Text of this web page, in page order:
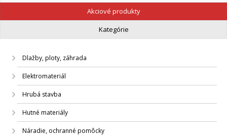
Akciové produkty
Kategórie
Dlažby, ploty, záhrada
Elektromateriál
Hrubá stavba
Hutné materiály
Náradie, ochranné pomôcky